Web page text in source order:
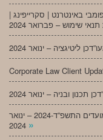
באינטרנט | סקרייפינג |
Corporate Law Client
מעו”דכן רגולציה – צו הארכת תקופות ודחיית מועדים התשפ”ד-2024 – ינואר
»